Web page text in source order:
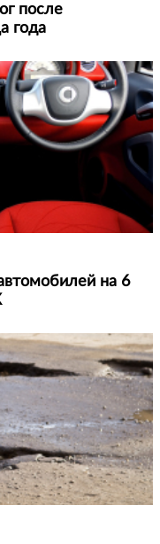
после
года
на 6